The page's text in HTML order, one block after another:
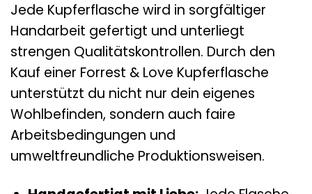
Jede Kupferflasche wird in sorgfältiger
Handarbeit gefertigt und unterliegt
strengen Qualitätskontrollen. Durch den
Kauf einer Forrest & Love Kupferflasche
unterstützt du nicht nur dein eigenes
Wohlbefinden, sondern auch faire
Arbeitsbedingungen und
umweltfreundliche Produktionsweisen.